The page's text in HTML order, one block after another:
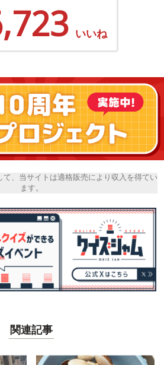
いいね
、当サイトは適格販売により収入を得てい
ます。
関連記事